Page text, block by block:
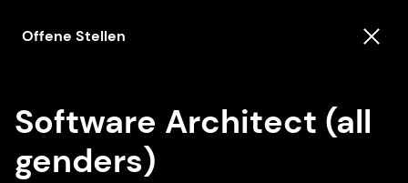
Offene Stellen
Software Architect (all
genders)